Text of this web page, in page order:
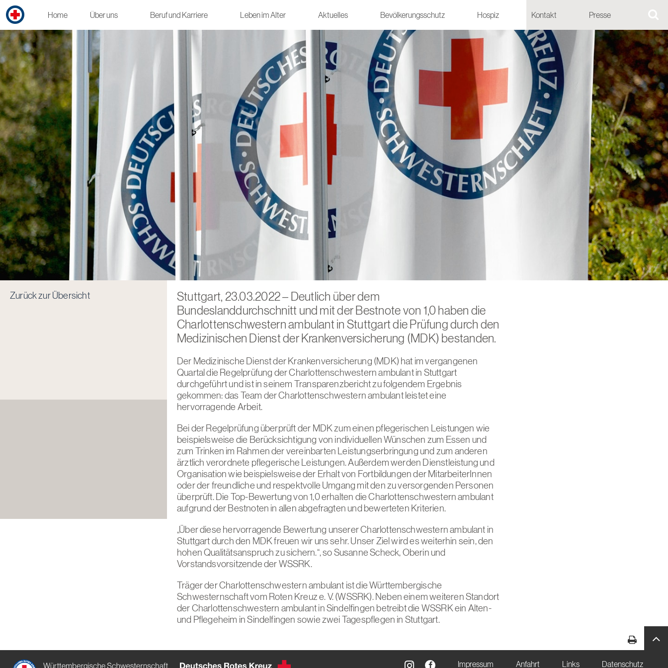
Home Über uns Beruf und Karriere Leben im Alter Aktuelles Bevölkerungsschutz Hospiz Kontakt Presse
Zurück zur Übersicht
Stuttgart, 23.03.2022 – Deutlich über dem
Bundeslanddurchschnitt und mit der Bestnote von 1,0 haben die
Charlottenschwestern ambulant in Stuttgart die Prüfung durch den
Medizinischen Dienst der Krankenversicherung (MDK) bestanden.
Der Medizinische Dienst der Krankenversicherung (MDK) hat im vergangenen
Quartal die Regelprüfung der Charlottenschwestern ambulant in Stuttgart
durchgeführt und ist in seinem Transparenzbericht zu folgendem Ergebnis
gekommen: das Team der Charlottenschwestern ambulant leistet eine
hervorragende Arbeit.
Bei der Regelprüfung überprüft der MDK zum einen pflegerischen Leistungen wie
beispielsweise die Berücksichtigung von individuellen Wünschen zum Essen und
zum Trinken im Rahmen der vereinbarten Leistungserbringung und zum anderen
ärztlich verordnete pflegerische Leistungen. Außerdem werden Dienstleistung und
Organisation wie beispielsweise der Erhalt von Fortbildungen der MitarbeiterInnen
oder der freundliche und respektvolle Umgang mit den zu versorgenden Personen
überprüft. Die Top-Bewertung von 1,0 erhalten die Charlottenschwestern ambulant
aufgrund der Bestnoten in allen abgefragten und bewerteten Kriterien.
„Über diese hervorragende Bewertung unserer Charlottenschwestern ambulant in
Stuttgart durch den MDK freuen wir uns sehr. Unser Ziel wird es weiterhin sein, den
hohen Qualitätsanspruch zu sichern.“, so Susanne Scheck, Oberin und
Vorstandsvorsitzende der WSSRK.
Träger der Charlottenschwestern ambulant ist die Württembergische
Schwesternschaft vom Roten Kreuz e. V. (WSSRK). Neben einem weiteren Standort
der Charlottenschwestern ambulant in Sindelfingen betreibt die WSSRK ein Alten-
und Pflegeheim in Sindelfingen sowie zwei Tagespflegen in Stuttgart.
Impressum Anfahrt Links Datenschutz